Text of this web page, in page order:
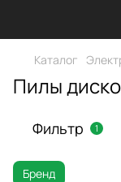
Каталог
Пилы
Фильтр 1
Бренд